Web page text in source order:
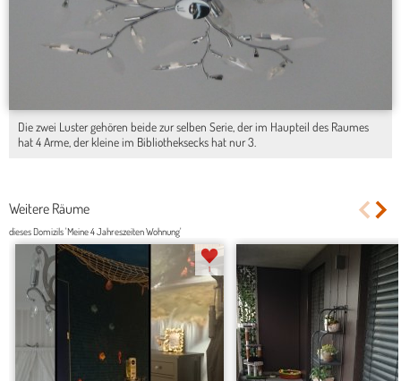
Die zwei Luster gehören beide zur selben Serie, der im Haupteil des Raumes
hat 4 Arme, der kleine im Bibliotheksecks hat nur 3.
Weitere Räume
dieses Domizils 'Meine 4 Jahreszeiten Wohnung'
1